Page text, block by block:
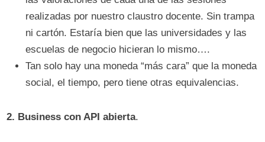
realizadas por nuestro claustro docente. Sin trampa
ni cartón. Estaría bien que las universidades y las
escuelas de negocio hicieran lo mismo….
Tan solo hay una moneda “más cara” que la moneda
social, el tiempo, pero tiene otras equivalencias.
2. Business con API abierta.